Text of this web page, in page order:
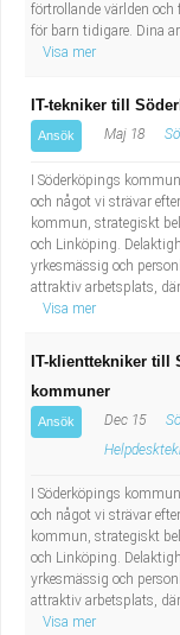
förtrollande världen
för barn tidigare. Dina
Visa mer
IT-tekniker till
Ansök Maj 18
I Söderköpings
och något vi strävar
kommun, strategiskt
och Linköping.
yrkesmässig och
attraktiv arbetsplats,
Visa mer
IT-klienttekniker till
kommuner
Ansök Dec 15
I Söderköpings
och något vi strävar
kommun, strategiskt
och Linköping.
yrkesmässig och
attraktiv arbetsplats,
Visa mer